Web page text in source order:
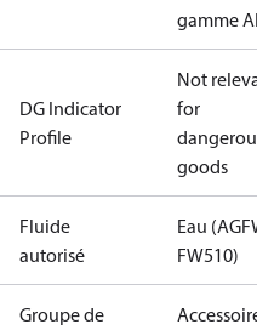
gamme AF
DG Indicator
Profile
Not relevant
for
dangerous
goods
Fluide
autorisé
Eau (AGFW
FW510)
Groupe de
Accessoires -